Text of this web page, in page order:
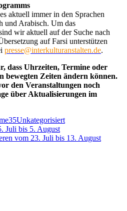
aktuell immer in den Sprachen
und Arabisch. Um das
wir aktuell auf der Suche nach
auf Farsi unterstützen
presse@interkulturanstalten.de.
dass Uhrzeiten, Termine oder
bewegten Zeiten ändern können.
den Veranstaltungen noch
über Aktualisierungen im
Kategorien
Unkategorisiert
Juli bis 5. August
vom 23. Juli bis 13. August